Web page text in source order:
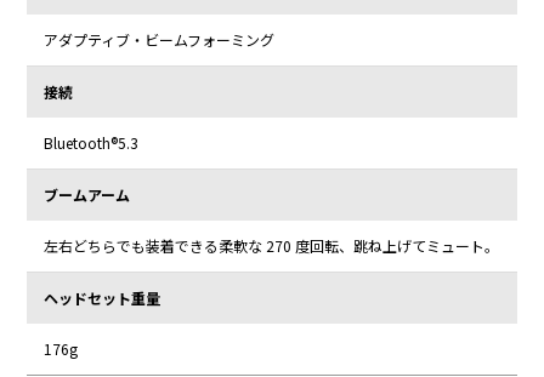
アダプティブ・ビームフォーミング
接続
Bluetooth®5.3
ブームアーム
左右どちらでも装着できる柔軟な 270 度回転、跳ね上げてミュート。
ヘッドセット重量
176g